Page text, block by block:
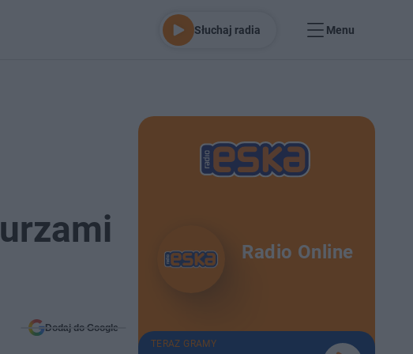
Słuchaj radia Menu
Dodaj do Google
Radio Online
TERAZ GRAMY